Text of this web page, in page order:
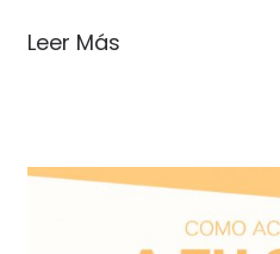
Leer Más